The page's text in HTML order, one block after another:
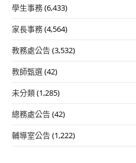
學生事務(6,433)
家長事務(4,564)
教務處公告(3,532)
教師甄選(42)
未分類(1,285)
總務處公告(42)
輔導室公告(1,222)